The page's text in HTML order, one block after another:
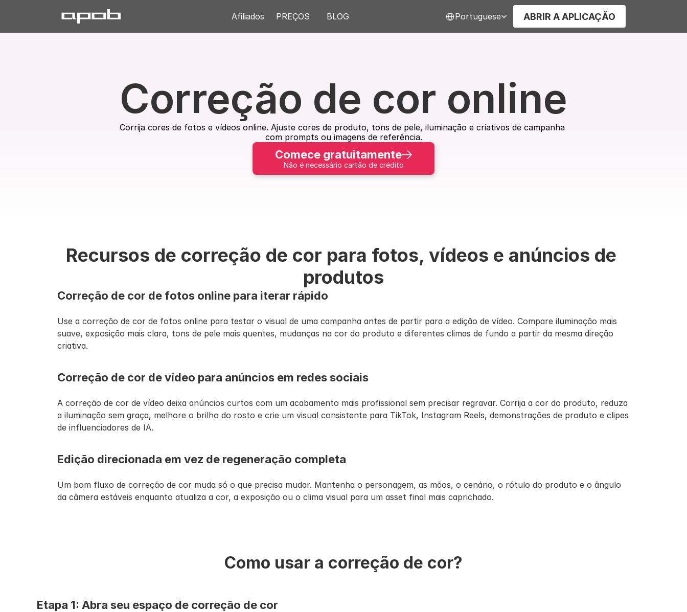
Afiliados PREÇOS BLOG Portuguese ABRIR A APLICAÇÃO
Correção de cor online
Corrija cores de fotos e vídeos online. Ajuste cores de produto, tons de pele, iluminação e criativos de campanha
com prompts ou imagens de referência.
Comece gratuitamente
Não é necessário cartão de crédito
Recursos de correção de cor para fotos, vídeos e anúncios de
produtos
Correção de cor de fotos online para iterar rápido
Use a correção de cor de fotos online para testar o visual de uma campanha antes de partir para a edição de vídeo. Compare iluminação mais
suave, exposição mais clara, tons de pele mais quentes, mudanças na cor do produto e diferentes climas de fundo a partir da mesma direção
criativa.
Correção de cor de vídeo para anúncios em redes sociais
A correção de cor de vídeo deixa anúncios curtos com um acabamento mais profissional sem precisar regravar. Corrija a cor do produto, reduza
a iluminação sem graça, melhore o brilho do rosto e crie um visual consistente para TikTok, Instagram Reels, demonstrações de produto e clipes
de influenciadores de IA.
Edição direcionada em vez de regeneração completa
Um bom fluxo de correção de cor muda só o que precisa mudar. Mantenha o personagem, as mãos, o cenário, o rótulo do produto e o ângulo
da câmera estáveis enquanto atualiza a cor, a exposição ou o clima visual para um asset final mais caprichado.
Como usar a correção de cor?
Etapa 1: Abra seu espaço de correção de cor